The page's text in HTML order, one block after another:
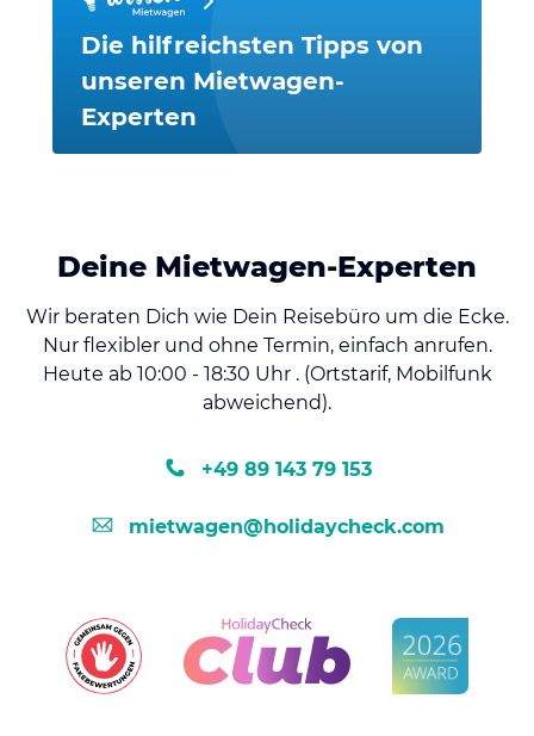
Die hilfreichsten Tipps von
unseren Mietwagen-
Experten
Deine Mietwagen-Experten
Wir beraten Dich wie Dein Reisebüro um die Ecke.
Nur flexibler und ohne Termin, einfach anrufen.
Heute ab 10:00 - 18:30 Uhr . (Ortstarif, Mobilfunk
abweichend).
+49 89 143 79 153
mietwagen@holidaycheck.com